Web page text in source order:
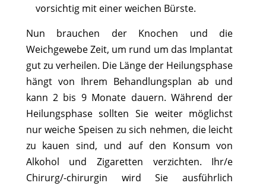
vorsichtig mit einer weichen Bürste.
Nun brauchen der Knochen und die
Weichgewebe Zeit, um rund um das Implantat
gut zu verheilen. Die Länge der Heilungsphase
hängt von Ihrem Behandlungsplan ab und
kann 2 bis 9 Monate dauern. Während der
Heilungsphase sollten Sie weiter möglichst
nur weiche Speisen zu sich nehmen, die leicht
zu kauen sind, und auf den Konsum von
Alkohol und Zigaretten verzichten. Ihr/e
Chirurg/-chirurgin wird Sie ausführlich